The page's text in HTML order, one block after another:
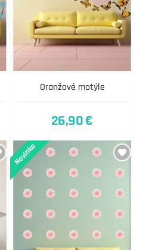
Oranžové motýle
26,90 €
Novinka